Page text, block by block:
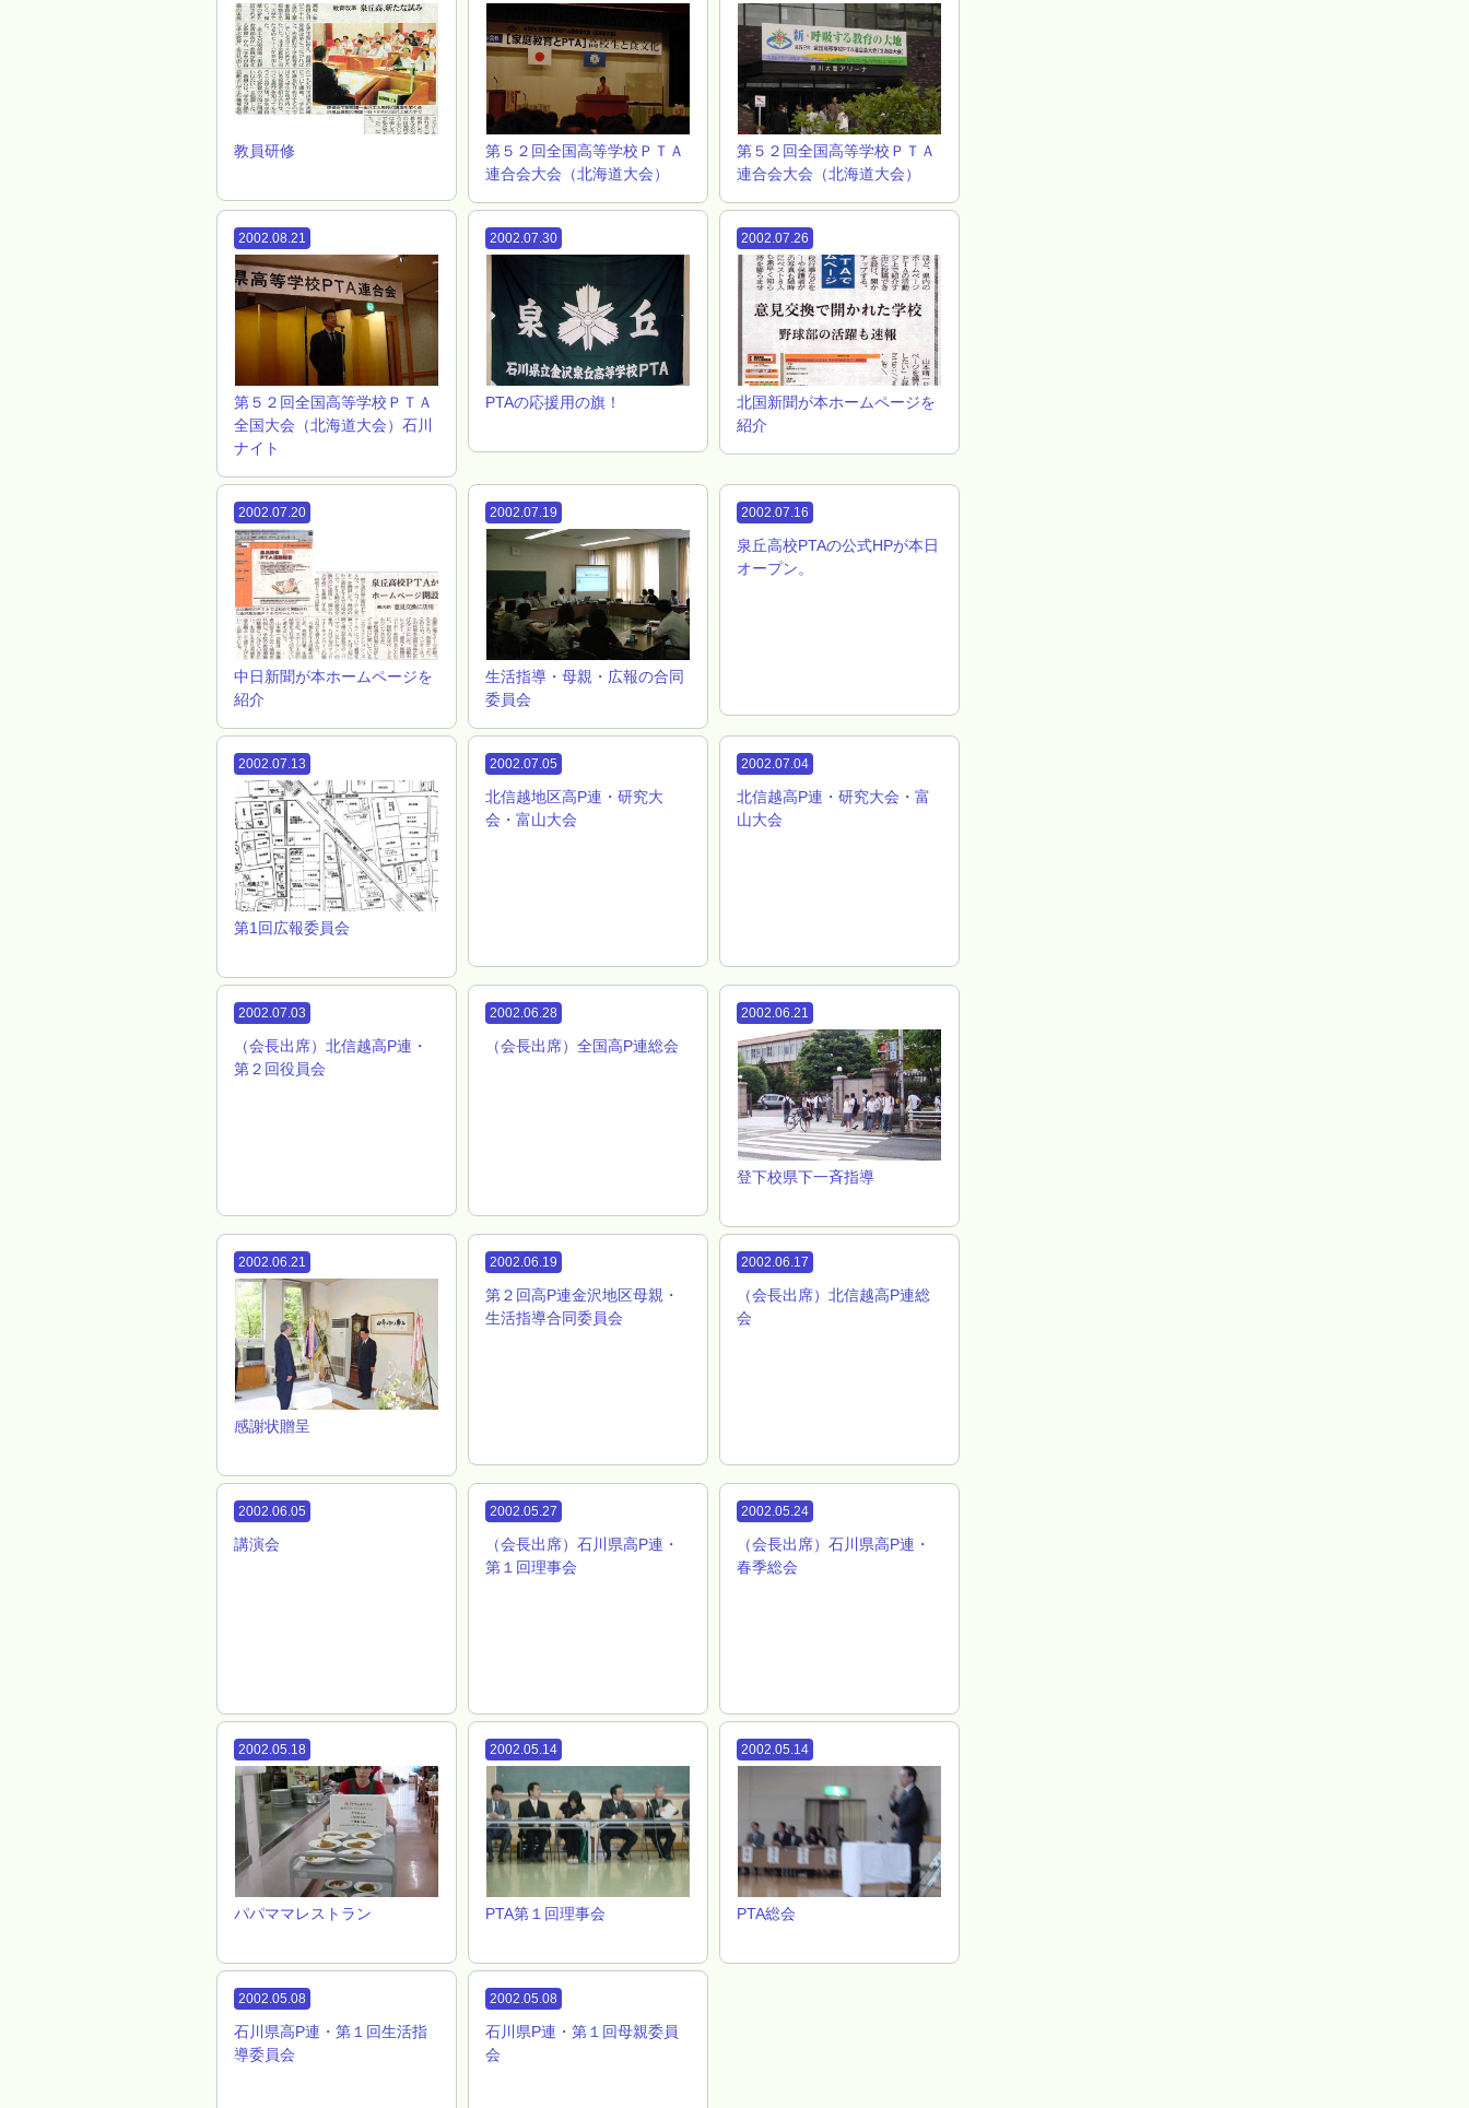
教員研修
第５２回全国高等学校ＰＴＡ
連合会大会（北海道大会）
第５２回全国高等学校ＰＴＡ
連合会大会（北海道大会）
2002.08.21
第５２回全国高等学校ＰＴＡ
全国大会（北海道大会）石川
ナイト
2002.07.30
PTAの応援用の旗！
2002.07.26
北国新聞が本ホームページを
紹介
2002.07.20
中日新聞が本ホームページを
紹介
2002.07.19
生活指導・母親・広報の合同
委員会
2002.07.16
泉丘高校PTAの公式HPが本日
オープン。
2002.07.13
第1回広報委員会
2002.07.05
北信越地区高P連・研究大
会・富山大会
2002.07.04
北信越高P連・研究大会・富
山大会
2002.07.03
（会長出席）北信越高P連・
第２回役員会
2002.06.28
（会長出席）全国高P連総会
2002.06.21
登下校県下一斉指導
2002.06.21
感謝状贈呈
2002.06.19
第２回高P連金沢地区母親・
生活指導合同委員会
2002.06.17
（会長出席）北信越高P連総
会
2002.06.05
講演会
2002.05.27
（会長出席）石川県高P連・
第１回理事会
2002.05.24
（会長出席）石川県高P連・
春季総会
2002.05.18
パパママレストラン
2002.05.14
PTA第１回理事会
2002.05.14
PTA総会
2002.05.08
石川県高P連・第１回生活指
導委員会
2002.05.08
石川県P連・第１回母親委員
会